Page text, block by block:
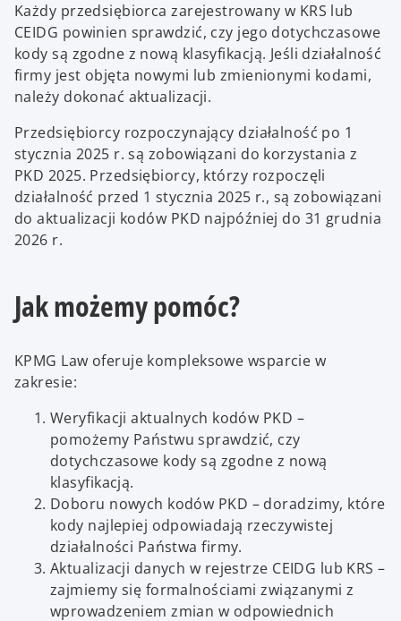
Każdy przedsiębiorca zarejestrowany w KRS lub
CEIDG powinien sprawdzić, czy jego dotychczasowe
kody są zgodne z nową klasyfikacją. Jeśli działalność
firmy jest objęta nowymi lub zmienionymi kodami,
należy dokonać aktualizacji.
Przedsiębiorcy rozpoczynający działalność po 1
stycznia 2025 r. są zobowiązani do korzystania z
PKD 2025. Przedsiębiorcy, którzy rozpoczęli
działalność przed 1 stycznia 2025 r., są zobowiązani
do aktualizacji kodów PKD najpóźniej do 31 grudnia
2026 r.
Jak możemy pomóc?
KPMG Law oferuje kompleksowe wsparcie w
zakresie:
Weryfikacji aktualnych kodów PKD –
pomożemy Państwu sprawdzić, czy
dotychczasowe kody są zgodne z nową
klasyfikacją.
Doboru nowych kodów PKD – doradzimy, które
kody najlepiej odpowiadają rzeczywistej
działalności Państwa firmy.
Aktualizacji danych w rejestrze CEIDG lub KRS –
zajmiemy się formalnościami związanymi z
wprowadzeniem zmian w odpowiednich